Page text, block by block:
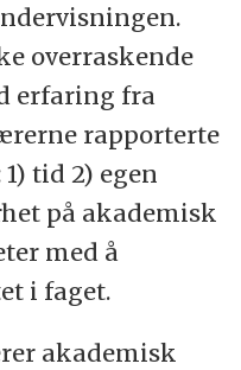
overraskende
erfaring fra
rapporterte
tid 2) egen
på akademisk
med å
i faget.
akademisk